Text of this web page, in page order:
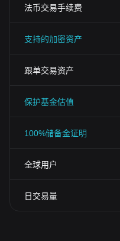
法币交易手续费
支持的加密资产
跟单交易资产
保护基金估值
100%储备金证明
全球用户
日交易量